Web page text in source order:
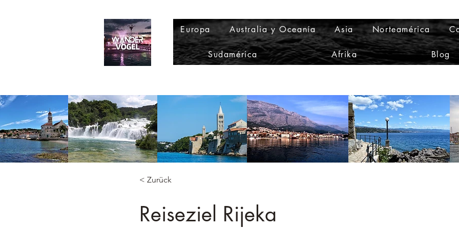
Europa Australia y Oceanía Asia Norteamérica
Sudamérica Afrika Blog
< Zurück
Reiseziel Rijeka